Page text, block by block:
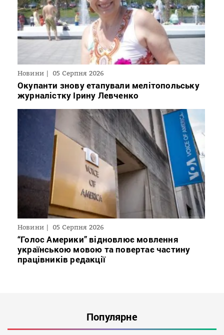
Новини 05 Серпня 2026
Окупанти знову етапували мелітопольську
журналістку Ірину Левченко
Новини 05 Серпня 2026
“Голос Америки” відновлює мовлення
українською мовою та повертає частину
працівників редакції
Популярне